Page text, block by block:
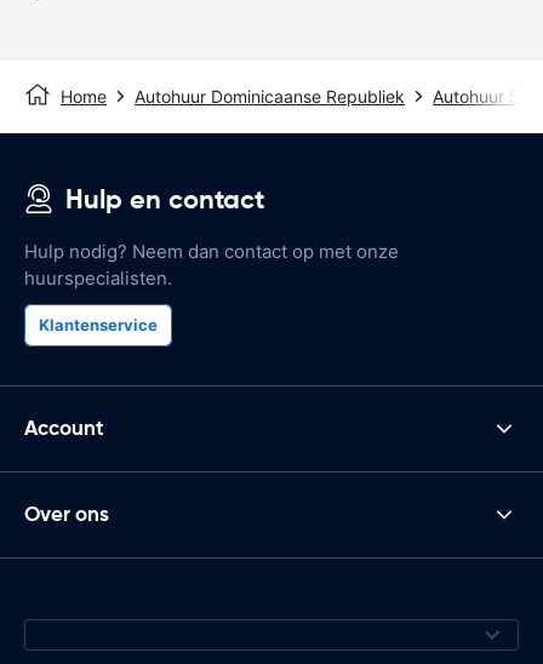
Home Autohuur Dominicaanse Republiek Autohuur
Hulp en contact
Hulp nodig? Neem dan contact op met onze
huurspecialisten.
Klantenservice
Account
Over ons